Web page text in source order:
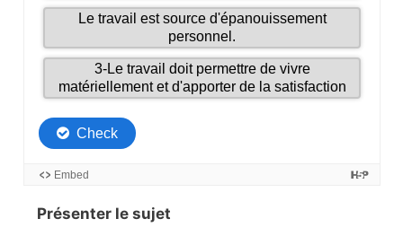
Présenter le sujet